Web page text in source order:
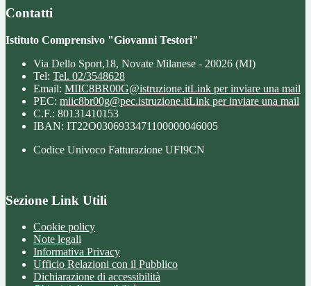
Contatti
Istituto Comprensivo "Giovanni Testori"
Via Dello Sport,18, Novate Milanese - 20026 (MI)
Tel: Tel. 02/3548628
Email: MIIC8BR00G@istruzione.itLink per inviare una mail
PEC: miic8br00g@pec.istruzione.itLink per inviare una mail
C.F.: 80131410153
IBAN: IT22O0306933471100000046005
Codice Univoco Fatturazione UFI9CN
Sezione Link Utili
Cookie policy
Note legali
Informativa Privacy
Ufficio Relazioni con il Pubblico
Dichiarazione di accessibilità